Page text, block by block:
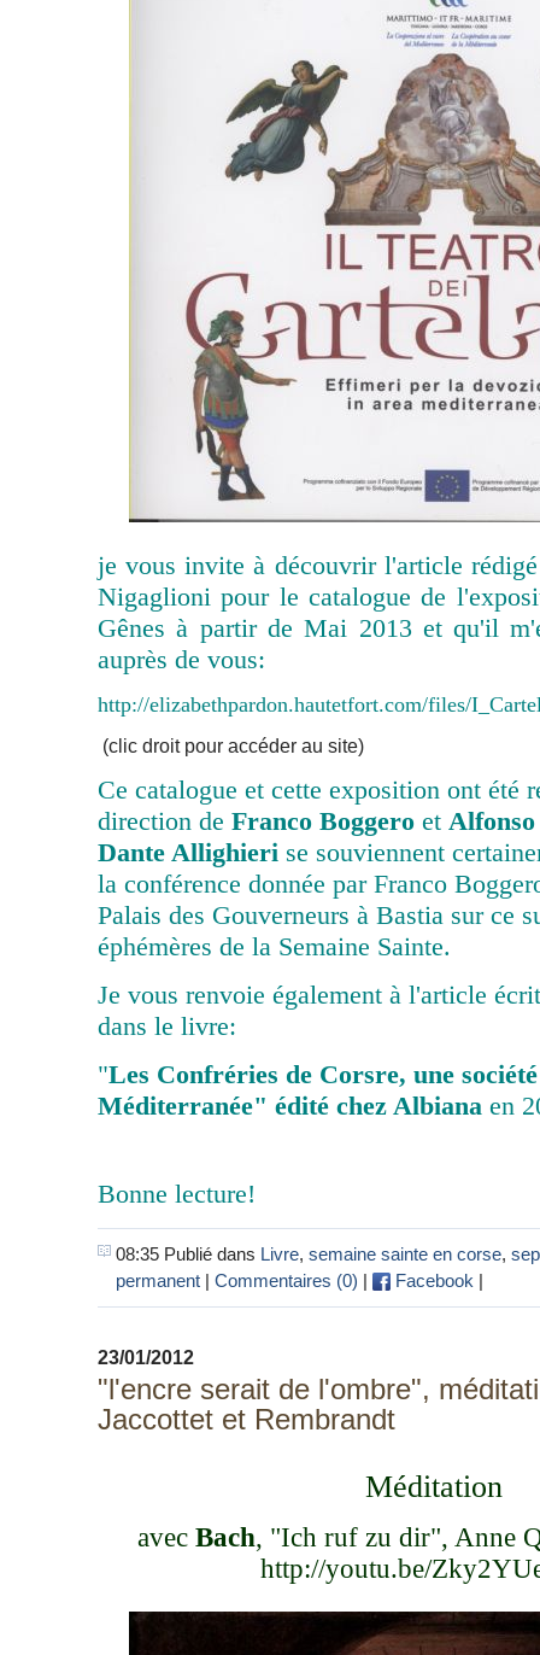
je vous invite à découvrir l'article
Nigaglioni pour le catalogue de
Gênes à partir de Mai 2013 et qu'il
auprès de vous:
http://elizabethpardon.hautetfort.com/files/
(clic droit pour accéder au site)
Ce catalogue et cette exposition ont été
direction de Franco Boggero et
Dante Allighieri se souviennent
la conférence donnée par Franco
Palais des Gouverneurs à Bastia sur ce
éphémères de la Semaine Sainte.
Je vous renvoie également à l'article
dans le livre:
"Les Confréries de Corsre, une
Méditerranée" édité chez Albiana en
Bonne lecture!
08:35 Publié dans Livre, semaine sainte en corse,
permanent | Commentaires (0) | Facebook |
23/01/2012
"l'encre serait de l'ombre",
Jaccottet et Rembrandt
Méditation
avec Bach, "Ich ruf zu dir", Anne
http://youtu.be/